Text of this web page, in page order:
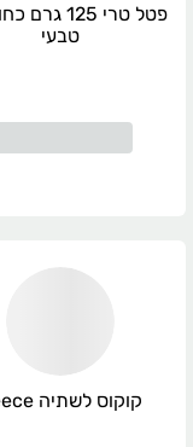
פטל טרי 125
טבעי
קוקוס לשתיה Reece